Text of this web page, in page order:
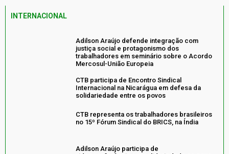
INTERNACIONAL
Adilson Araújo defende integração com
justiça social e protagonismo dos
trabalhadores em seminário sobre o Acordo
Mercosul-União Europeia
CTB participa de Encontro Sindical
Internacional na Nicarágua em defesa da
solidariedade entre os povos
CTB representa os trabalhadores brasileiros
no 15º Fórum Sindical do BRICS, na Índia
Adilson Araújo participa de